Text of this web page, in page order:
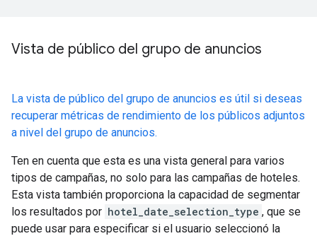
Vista de público del grupo de anuncios
La vista de público del grupo de anuncios es útil si deseas
recuperar métricas de rendimiento de los públicos adjuntos
a nivel del grupo de anuncios.
Ten en cuenta que esta es una vista general para varios
tipos de campañas, no solo para las campañas de hoteles.
Esta vista también proporciona la capacidad de segmentar
los resultados por hotel_date_selection_type , que se
puede usar para especificar si el usuario seleccionó la